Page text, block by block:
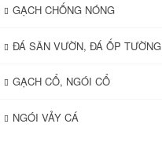
GẠCH CHỐNG NÓNG
ĐÁ SÂN VƯỜN, ĐÁ ỐP TƯỜNG
GẠCH CỔ, NGÓI CỔ
NGÓI VẢY CÁ